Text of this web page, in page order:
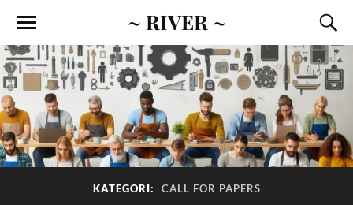
~ RIVER ~
KATEGORI: CALL FOR PAPERS